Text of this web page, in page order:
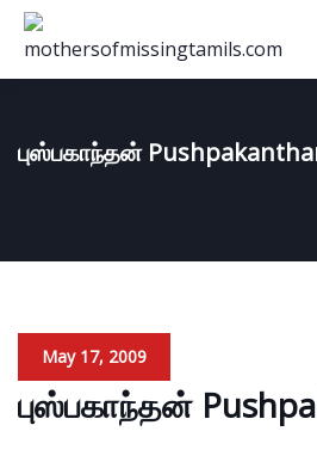
புஸ்பகாந்தன்
May 17, 2009
புஸ்பகாந்தன்